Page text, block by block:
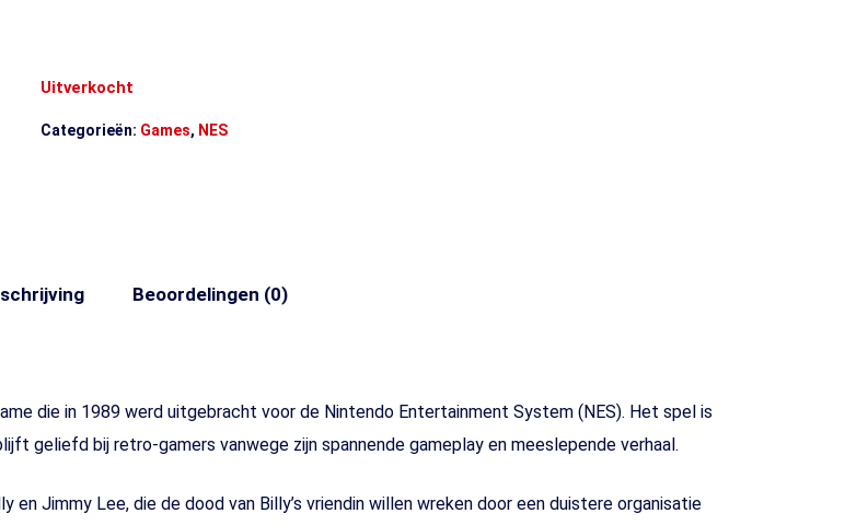
Uitverkocht
Categorieën: Games, NES
Beoordelingen (0)
die in 1989 werd uitgebracht voor de Nintendo Entertainment System (NES). Het spel is
geliefd bij retro-gamers vanwege zijn spannende gameplay en meeslepende verhaal.
Jimmy Lee, die de dood van Billy’s vriendin willen wreken door een duistere organisatie